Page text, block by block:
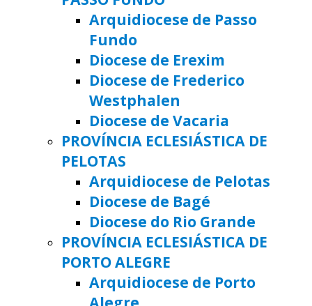
Arquidiocese de Passo
Fundo
Diocese de Erexim
Diocese de Frederico
Westphalen
Diocese de Vacaria
PROVÍNCIA ECLESIÁSTICA DE
PELOTAS
Arquidiocese de Pelotas
Diocese de Bagé
Diocese do Rio Grande
PROVÍNCIA ECLESIÁSTICA DE
PORTO ALEGRE
Arquidiocese de Porto